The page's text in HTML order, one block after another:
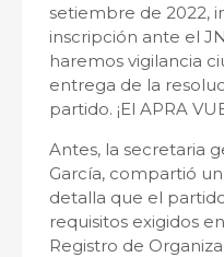
setiembre de 2022,
inscripción ante el
haremos vigilancia
entrega de la
partido. ¡El APRA
Antes, la secretaria
García, compartió
detalla que el
requisitos exigidos
Registro de